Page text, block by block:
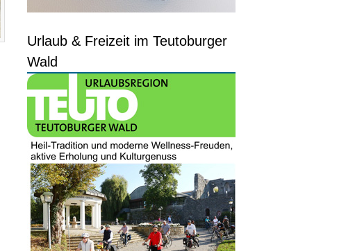
Urlaub & Freizeit im Teutoburger
Wald